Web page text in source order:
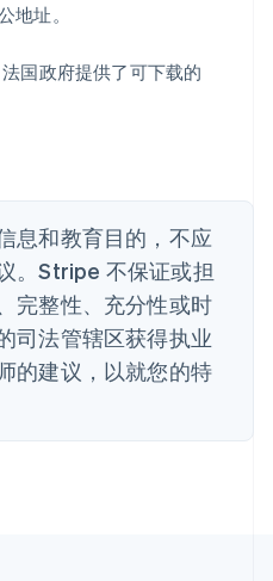
地址。
国政府提供了可下载的
息和教育目的，不应
。Stripe 不保证或担
完整性、充分性或时
司法管辖区获得执业
的建议，以就您的特